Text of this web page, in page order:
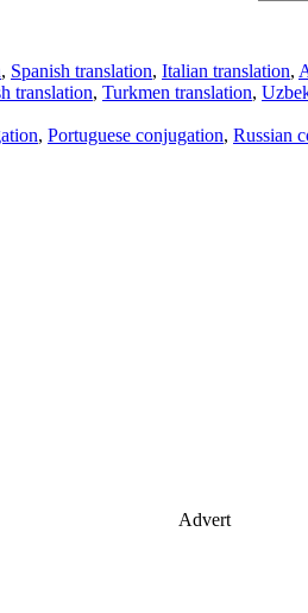
, Spanish translation, Italian translation,
translation, Turkmen translation,
, Portuguese conjugation, Russian
Advert